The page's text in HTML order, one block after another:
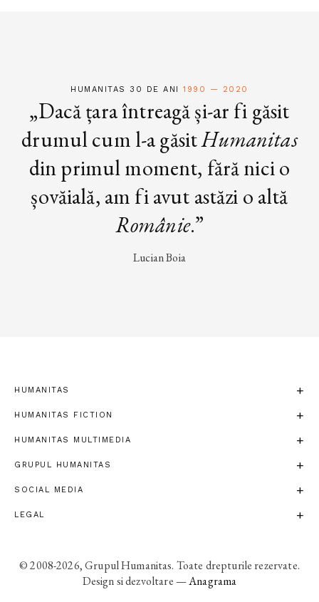
HUMANITAS 30 DE ANI1990 — 2020
„Dacă țara întreagă și-ar fi găsit
drumul cum l-a găsitHumanitas
din primul moment, fără nici o
șovăială, am fi avut astăzi o altă
Românie.”
Lucian Boia
HUMANITAS
HUMANITAS FICTION
HUMANITAS MULTIMEDIA
GRUPUL HUMANITAS
SOCIAL MEDIA
LEGAL
© 2008-2026, Grupul Humanitas. Toate drepturile rezervate.
Design si dezvoltare —Anagrama